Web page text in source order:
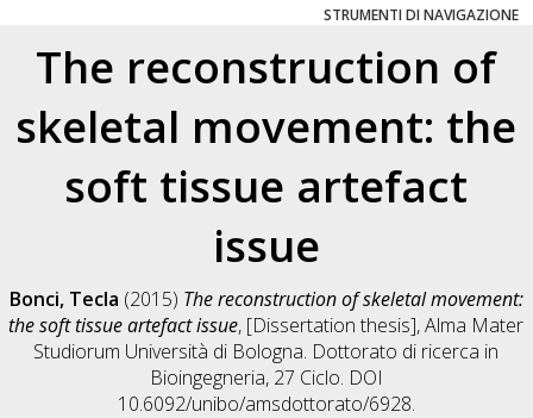
STRUMENTI DI NAVIGAZIONE
The reconstruction of
skeletal movement: the
soft tissue artefact
issue
Bonci, Tecla (2015) The reconstruction of skeletal movement:
the soft tissue artefact issue, [Dissertation thesis], Alma Mater
Studiorum Università di Bologna. Dottorato di ricerca in
Bioingegneria, 27 Ciclo. DOI
10.6092/unibo/amsdottorato/6928.